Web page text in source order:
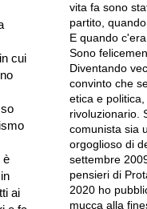
cui
è
ai
vita fa sono
partito,
E quando
Sono
Diventando
convinto che
etica e
rivoluzionario.
comunista sia
orgoglioso di
settembre
pensieri di
2020 ho
mucca alla